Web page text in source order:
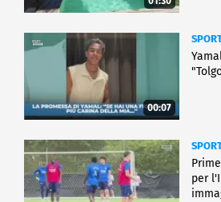
00:07
per